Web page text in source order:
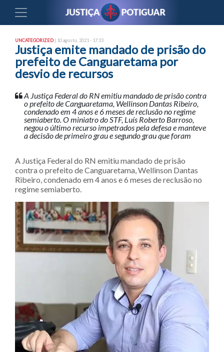
UNCATEGORIZED| 10 agosto, 2021 - 17:33
Justiça emite mandado de prisão do
prefeito de Canguaretama por
desvio de recursos
A Justiça Federal do RN emitiu mandado de prisão contra
o prefeito de Canguaretama, Wellinson Dantas Ribeiro,
condenado em 4 anos e 6 meses de reclusão no regime
semiaberto. O miniatro do STF, Luís Roberto Barroso,
negou o último recurso impetrados pela defesa e manteve
a decisão de primeiro grau e segundo grau que foram
A Justiça Federal do RN emitiu mandado de prisão
contra o prefeito de Canguaretama, Wellinson Dantas
Ribeiro, condenado em 4 anos e 6 meses de reclusão no
regime semiaberto.